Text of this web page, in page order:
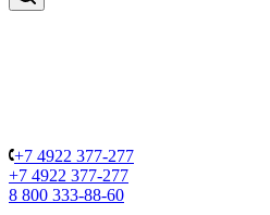
+7 4922 377-277
+7 4922 377-277
8 800 333-88-60